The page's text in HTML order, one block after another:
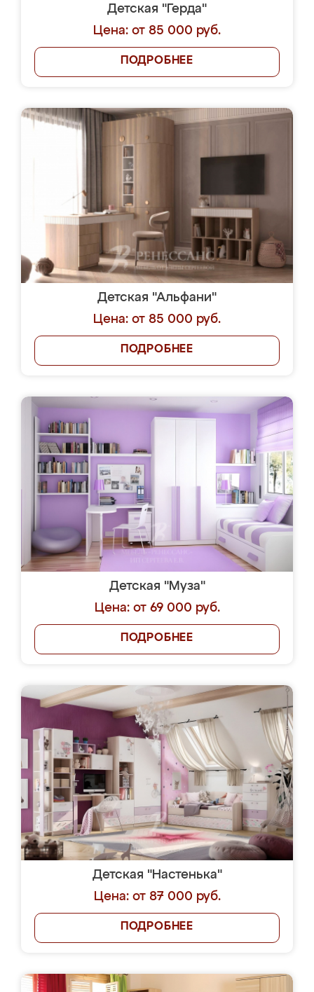
Детская "Герда"
Цена: от 85 000 руб.
ПОДРОБНЕЕ
Детская "Альфани"
Цена: от 85 000 руб.
ПОДРОБНЕЕ
Детская "Муза"
Цена: от 69 000 руб.
ПОДРОБНЕЕ
Детская "Настенька"
Цена: от 87 000 руб.
ПОДРОБНЕЕ